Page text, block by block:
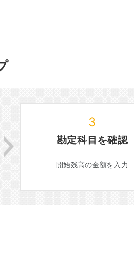
3
勘定科目を確認
開始残高の金額を入力